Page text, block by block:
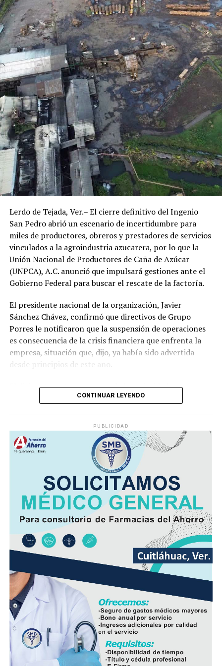
Lerdo de Tejada, Ver.– El cierre definitivo del Ingenio
San Pedro abrió un escenario de incertidumbre para
miles de productores, obreros y prestadores de servicios
vinculados a la agroindustria azucarera, por lo que la
Unión Nacional de Productores de Caña de Azúcar
(UNPCA), A.C. anunció que impulsará gestiones ante el
Gobierno Federal para buscar el rescate de la factoría.
El presidente nacional de la organización, Javier
Sánchez Chávez, confirmó que directivos de Grupo
Porres le notificaron que la suspensión de operaciones
es consecuencia de la crisis financiera que enfrenta la
empresa, situación que, dijo, ya había sido advertida
desde principios de este año.
El dirigente sostuvo que una de las prioridades es
garantizar que los productores reciban el pago íntegro
empresa se comprometió a cubrir los adeudos conforme
a la ley y a los acuerdos establecidos al concluir la
molienda.
El Ingenio San Pedro abastecía entre 17 mil y 18 mil
hectáreas de cultivo y concentraba la producción de
alrededor de siete mil cañeros, por lo que el cierre
tendrá repercusiones económicas no sólo en Lerdo de
Tejada, sino también en municipios como Saltabarranca
y Ángel R. Cabada, además de afectar a cortadores de
caña, transportistas, comercios y cientos de
trabajadores.
Sánchez Chávez informó que sostendrá reuniones con la
gobernadora Rocío Nahle García para analizar el
panorama y definir mecanismos que permitan atender
la emergencia que enfrenta el sector.
De manera paralela, la dirigencia nacional inició
negociaciones con los ingenios La Gloria, San Cristóbal y
Cuatotolapan para explorar la posibilidad de recibir
CONTINUAR LEYENDO
PUBLICIDAD